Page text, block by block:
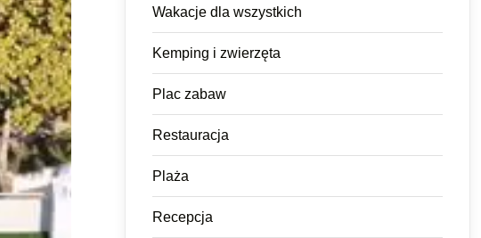
Wakacje dla wszystkich
Kemping i zwierzęta
Plac zabaw
Restauracja
Plaża
Recepcja